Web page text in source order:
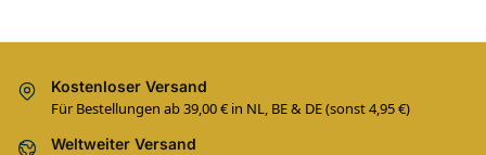
Kostenloser Versand
Für Bestellungen ab 39,00 € in NL, BE & DE (sonst 4,95 €)
Weltweiter Versand